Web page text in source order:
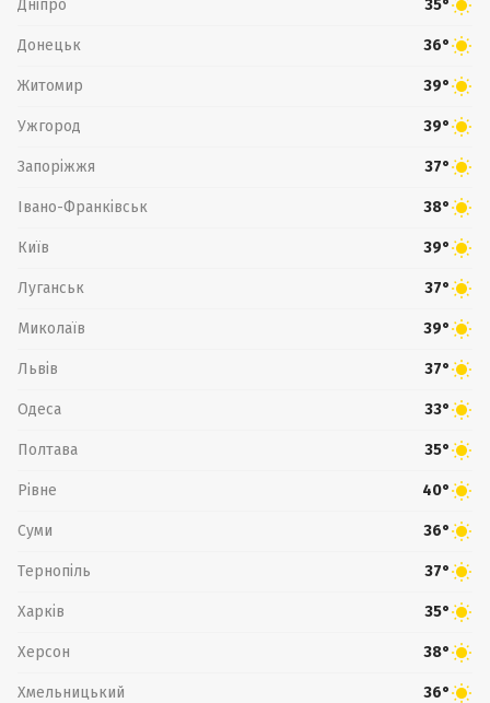
Дніпро 35°
Донецьк 36°
Житомир 39°
Ужгород 39°
Запоріжжя 37°
Івано-Франківськ 38°
Київ 39°
Луганськ 37°
Миколаїв 39°
Львів 37°
Одеса 33°
Полтава 35°
Рівне 40°
Суми 36°
Тернопіль 37°
Харків 35°
Херсон 38°
Хмельницький 36°